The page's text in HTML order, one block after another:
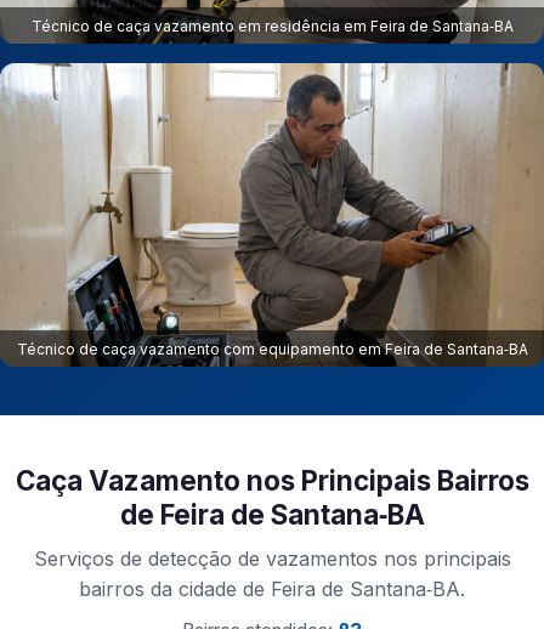
Técnico de caça vazamento em residência em Feira de Santana‑BA
Técnico de caça vazamento com equipamento em Feira de Santana‑BA
Caça Vazamento nos Principais Bairros
de Feira de Santana‑BA
Serviços de detecção de vazamentos nos principais
bairros da cidade de Feira de Santana‑BA.